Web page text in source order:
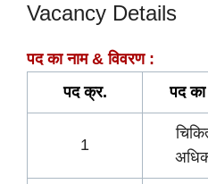
Vacancy Details
पद का नाम & विवरण :
पद क्र.
पद का
1